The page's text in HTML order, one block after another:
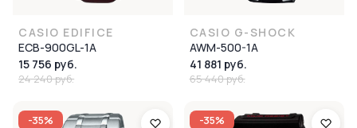
CASIO EDIFICE
ECB-900GL-1A
15 756 руб.
24 240 руб.
CASIO G-SHOCK
AWM-500-1A
41 881 руб.
65 440 руб.
-35% -35%